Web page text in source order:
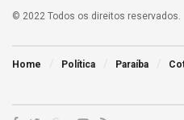
© 2022 Todos os direitos reservados.
Home Política Paraíba